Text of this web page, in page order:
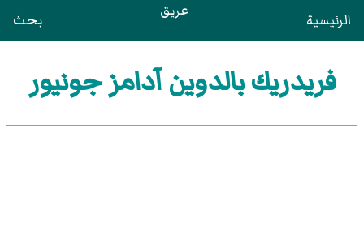
الرئيسية عريق بحث
فريدريك بالدوين آدامز جونيور